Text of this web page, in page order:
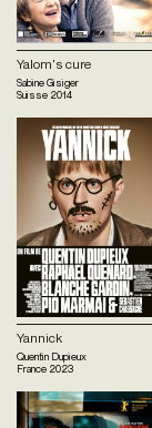
Yalom's cure
Sabine Gisiger
Suisse 2014
Yannick
Quentin Dupieux
France 2023